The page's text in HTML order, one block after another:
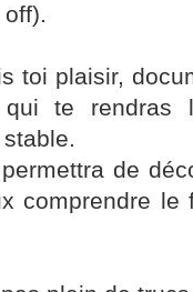
toi plaisir,
te rendras
de
comprendre le